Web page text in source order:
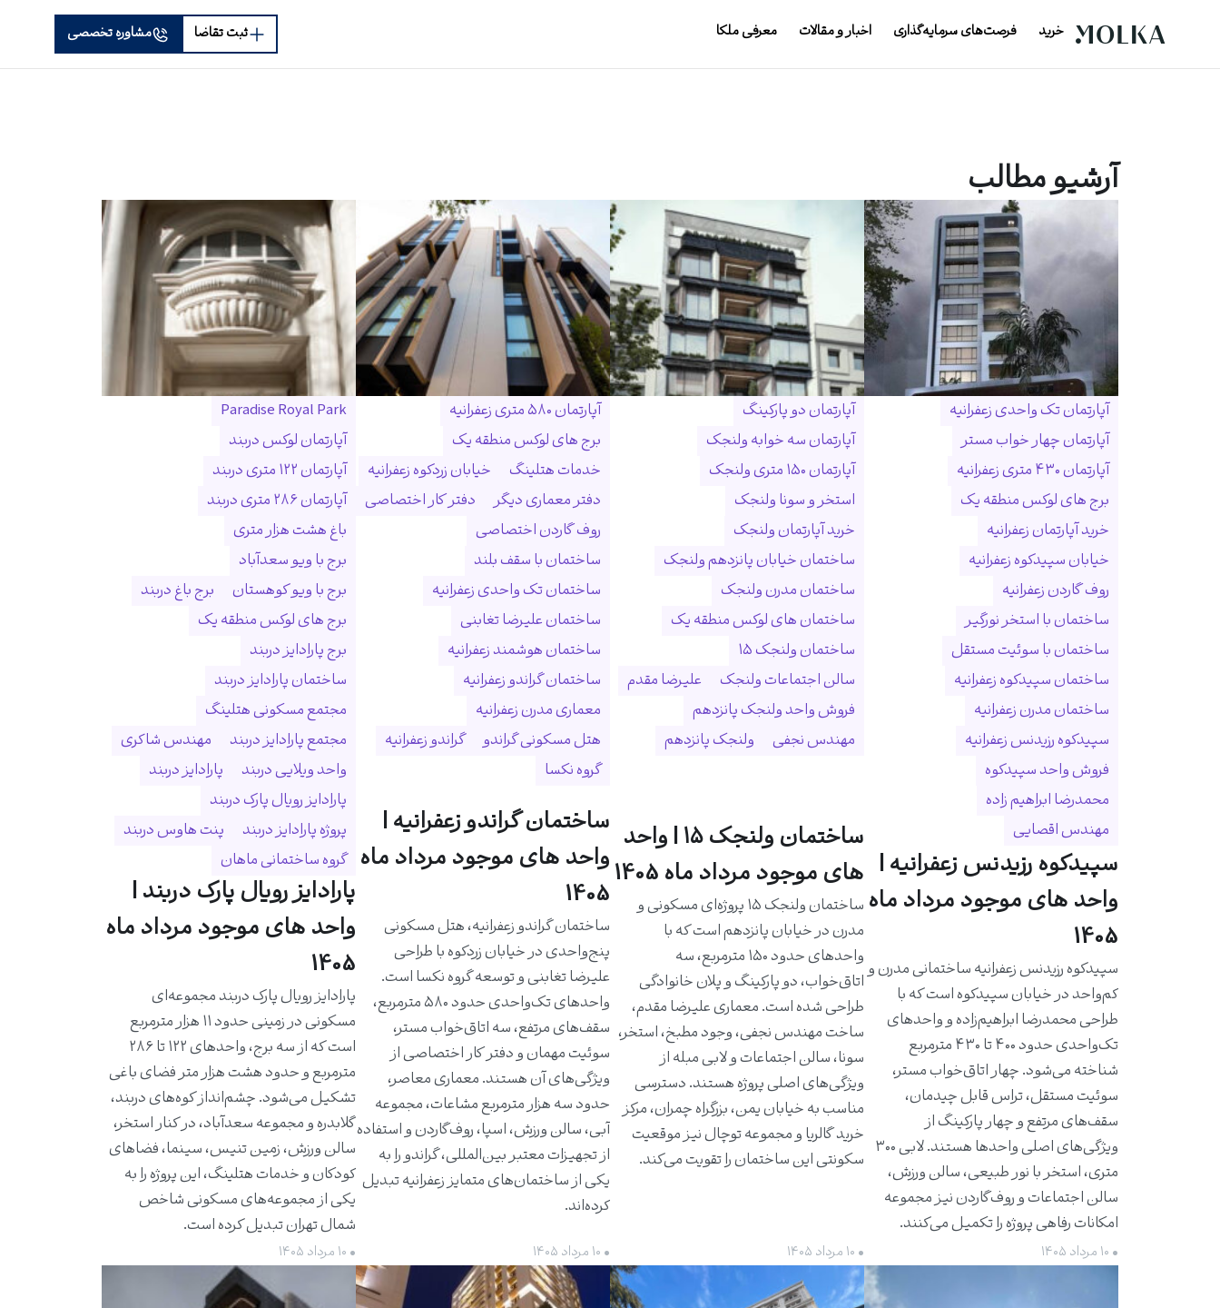
خرید فرصت‌های سرمایه‌گذاری اخبار و مقالات معرفی ملکا ثبت تقاضا مشاوره تخصصی
آرشیو مطالب
آپارتمان تک واحدی زعفرانیه
آپارتمان چهار خواب مستر
آپارتمان ۴۳۰ متری زعفرانیه
برج های لوکس منطقه یک
خرید آپارتمان زعفرانیه
خیابان سپیدکوه زعفرانیه
روف گاردن زعفرانیه
ساختمان با استخر نورگیر
ساختمان با سوئیت مستقل
ساختمان سپیدکوه زعفرانیه
ساختمان مدرن زعفرانیه
سپیدکوه رزیدنس زعفرانیه
فروش واحد سپیدکوه
محمدرضا ابراهیم زاده
مهندس اقصایی
سپیدکوه رزیدنس زعفرانیه |
واحد های موجود مرداد ماه
1405
سپیدکوه رزیدنس زعفرانیه ساختمانی مدرن و
کم‌واحد در خیابان سپیدکوه است که با
طراحی محمدرضا ابراهیم‌زاده و واحدهای
تک‌واحدی حدود ۴۰۰ تا ۴۳۰ مترمربع
شناخته می‌شود. چهار اتاق‌خواب مستر،
سوئیت مستقل، تراس قابل چیدمان،
سقف‌های مرتفع و چهار پارکینگ از
ویژگی‌های اصلی واحدها هستند. لابی ۳۰۰
متری، استخر با نور طبیعی، سالن ورزش،
سالن اجتماعات و روف‌گاردن نیز مجموعه
امکانات رفاهی پروژه را تکمیل می‌کنند.
• ۱۰ مرداد ۱۴۰۵
آپارتمان دو پارکینگ
آپارتمان سه خوابه ولنجک
آپارتمان ۱۵۰ متری ولنجک
استخر و سونا ولنجک
خرید آپارتمان ولنجک
ساختمان خیابان پانزدهم ولنجک
ساختمان مدرن ولنجک
ساختمان های لوکس منطقه یک
ساختمان ولنجک ۱۵
سالن اجتماعات ولنجک
علیرضا مقدم
فروش واحد ولنجک پانزدهم
مهندس نجفی
ولنجک پانزدهم
ساختمان ولنجک ۱۵ | واحد
های موجود مرداد ماه 1405
ساختمان ولنجک ۱۵ پروژه‌ای مسکونی و
مدرن در خیابان پانزدهم است که با
واحدهای حدود ۱۵۰ مترمربع، سه
اتاق‌خواب، دو پارکینگ و پلان خانوادگی
طراحی شده است. معماری علیرضا مقدم،
ساخت مهندس نجفی، وجود مطبخ، استخر،
سونا، سالن اجتماعات و لابی مبله از
ویژگی‌های اصلی پروژه هستند. دسترسی
مناسب به خیابان یمن، بزرگراه چمران، مرکز
خرید گالریا و مجموعه توچال نیز موقعیت
سکونتی این ساختمان را تقویت می‌کند.
• ۱۰ مرداد ۱۴۰۵
آپارتمان ۵۸۰ متری زعفرانیه
برج های لوکس منطقه یک
خدمات هتلینگ
خیابان زردکوه زعفرانیه
دفتر معماری دیگر
دفتر کار اختصاصی
روف گاردن اختصاصی
ساختمان با سقف بلند
ساختمان تک واحدی زعفرانیه
ساختمان علیرضا تغابنی
ساختمان هوشمند زعفرانیه
ساختمان گراندو زعفرانیه
معماری مدرن زعفرانیه
هتل مسکونی گراندو
گراندو زعفرانیه
گروه نکسا
ساختمان گراندو زعفرانیه |
واحد های موجود مرداد ماه
1405
ساختمان گراندو زعفرانیه، هتل مسکونی
پنج‌واحدی در خیابان زردکوه با طراحی
علیرضا تغابنی و توسعه گروه نکسا است.
واحدهای تک‌واحدی حدود ۵۸۰ مترمربع،
سقف‌های مرتفع، سه اتاق‌خواب مستر،
سوئیت مهمان و دفتر کار اختصاصی از
ویژگی‌های آن هستند. معماری معاصر،
حدود سه هزار مترمربع مشاعات، مجموعه
آبی، سالن ورزش، اسپا، روف‌گاردن و استفاده
از تجهیزات معتبر بین‌المللی، گراندو را به
یکی از ساختمان‌های متمایز زعفرانیه تبدیل
کرده‌اند.
• ۱۰ مرداد ۱۴۰۵
Paradise Royal Park
آپارتمان لوکس دربند
آپارتمان ۱۲۲ متری دربند
آپارتمان ۲۸۶ متری دربند
باغ هشت هزار متری
برج با ویو سعدآباد
برج با ویو کوهستان
برج باغ دربند
برج های لوکس منطقه یک
برج پارادایز دربند
ساختمان پارادایز دربند
مجتمع مسکونی هتلینگ
مجتمع پارادایز دربند
مهندس شاکری
واحد ویلایی دربند
پارادایز دربند
پارادایز رویال پارک دربند
پروژه پارادایز دربند
پنت هاوس دربند
گروه ساختمانی ماهان
پارادایز رویال پارک دربند |
واحد های موجود مرداد ماه
1405
پارادایز رویال پارک دربند مجموعه‌ای
مسکونی در زمینی حدود ۱۱ هزار مترمربع
است که از سه برج، واحدهای ۱۲۲ تا ۲۸۶
مترمربع و حدود هشت هزار متر فضای باغی
تشکیل می‌شود. چشم‌انداز کوه‌های دربند،
گلابدره و مجموعه سعدآباد، در کنار استخر،
سالن ورزش، زمین تنیس، سینما، فضاهای
کودکان و خدمات هتلینگ، این پروژه را به
یکی از مجموعه‌های مسکونی شاخص
شمال تهران تبدیل کرده است.
• ۱۰ مرداد ۱۴۰۵